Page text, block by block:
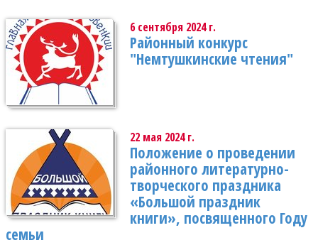
6 сентября 2024 г.
Районный конкурс
"Немтушкинские чтения"
22 мая 2024 г.
Положение о проведении
районного литературно-
творческого праздника
«Большой праздник
книги», посвященного Году
семьи